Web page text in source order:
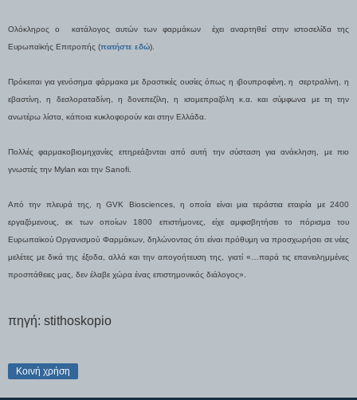
Ολόκληρος ο κατάλογος αυτών των φαρμάκων έχει αναρτηθεί στην ιστοσελίδα της
Ευρωπαϊκής Επιτροπής (πατήστε εδώ).
Πρόκειται για γενόσημα φάρμακα με δραστικές ουσίες όπως η ιβουπροφένη, η σερτραλίνη, η
εβαστίνη, η δεσλοραταδίνη, η δονεπεζίλη, η ισομεπραζόλη κ.α. και σύμφωνα με τη την
ανωτέρω λίστα, κάποια κυκλοφορούν και στην Ελλάδα.
Πολλές φαρμακοβιομηχανίες επηρεάζονται από αυτή την σύσταση για ανάκληση, με πιο
γνωστές την Mylan και την Sanofi.
Από την πλευρά της, η GVK Biosciences, η οποία είναι μια τεράστια εταιρία με 2400
εργαζόμενους, εκ των οποίων 1800 επιστήμονες, είχε αμφισβητήσει το πόρισμα του
Ευρωπαϊκού Οργανισμού Φαρμάκων, δηλώνοντας ότι είναι πρόθυμη να προσχωρήσει σε νέες
μελέτες με δικά της έξοδα, αλλά και την απογοήτευση της, γιατί «…παρά τις επανειλημμένες
προσπάθειες μας, δεν έλαβε χώρα ένας επιστημονικός διάλογος».
πηγή: stithoskopio
Κοινή χρήση